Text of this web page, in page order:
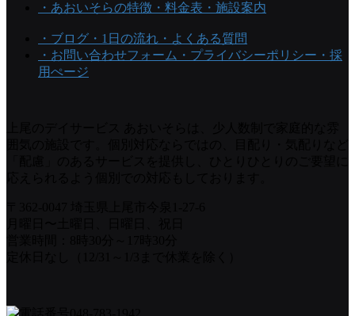
・あおいそらの特徴 ・料金表 ・施設案内
・ブログ ・1日の流れ ・よくある質問
・お問い合わせフォーム ・プライバシーポリシー ・採
用ぺージ